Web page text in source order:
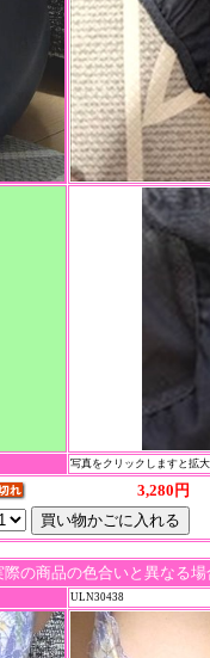
写真をクリックしますと拡
3,280円
際の商品の色合いと異なる
ULN30438